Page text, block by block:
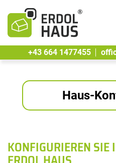
+43 664 1477455
Haus-
KONFIGURIEREN SIE